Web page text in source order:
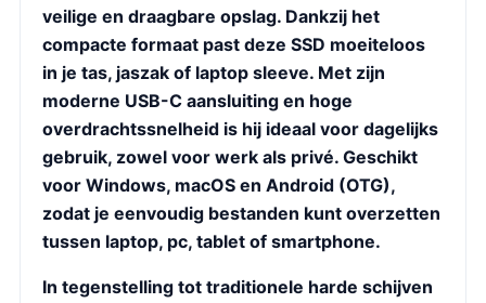
veilige en draagbare opslag. Dankzij het
compacte formaat past deze SSD moeiteloos
in je tas, jaszak of laptop sleeve. Met zijn
moderne USB-C aansluiting en hoge
overdrachtssnelheid is hij ideaal voor dagelijks
gebruik, zowel voor werk als privé. Geschikt
voor Windows, macOS en Android (OTG),
zodat je eenvoudig bestanden kunt overzetten
tussen laptop, pc, tablet of smartphone.
In tegenstelling tot traditionele harde schijven